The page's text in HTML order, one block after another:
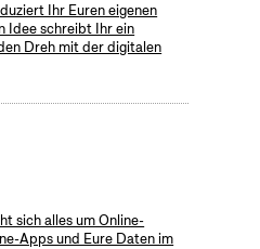
Ihr Euren eigenen
Idee schreibt Ihr ein
Dreh mit der digitalen
sich alles um Online-
Apps und Eure Daten im